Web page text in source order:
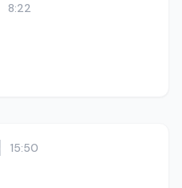
8:22
15:50